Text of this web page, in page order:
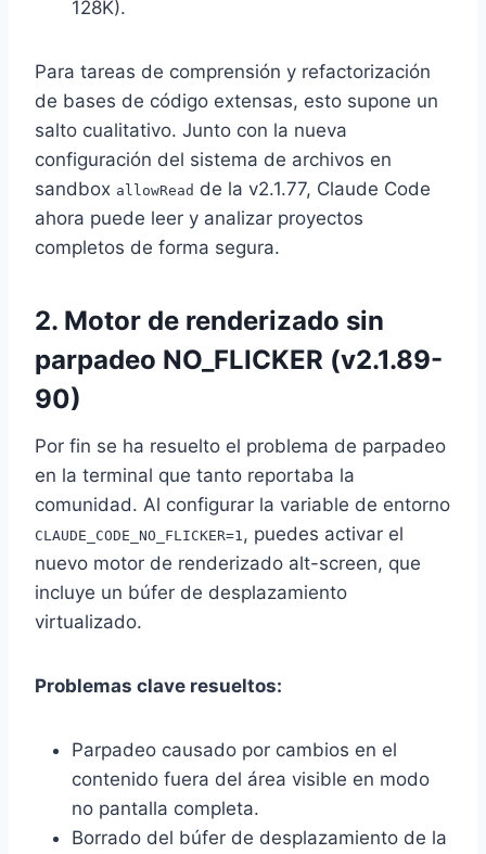
128K).
Para tareas de comprensión y refactorización
de bases de código extensas, esto supone un
salto cualitativo. Junto con la nueva
configuración del sistema de archivos en
sandbox allowRead de la v2.1.77, Claude Code
ahora puede leer y analizar proyectos
completos de forma segura.
2. Motor de renderizado sin
parpadeo NO_FLICKER (v2.1.89-
90)
Por fin se ha resuelto el problema de parpadeo
en la terminal que tanto reportaba la
comunidad. Al configurar la variable de entorno
CLAUDE_CODE_NO_FLICKER=1 , puedes activar el
nuevo motor de renderizado alt-screen, que
incluye un búfer de desplazamiento
virtualizado.
Problemas clave resueltos:
Parpadeo causado por cambios en el
contenido fuera del área visible en modo
no pantalla completa.
Borrado del búfer de desplazamiento de la